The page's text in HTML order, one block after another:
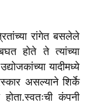
रांगेत बसलेले
होते ते त्यांच्या
यादीमध्ये
असल्याने शिर्के
कंपनी